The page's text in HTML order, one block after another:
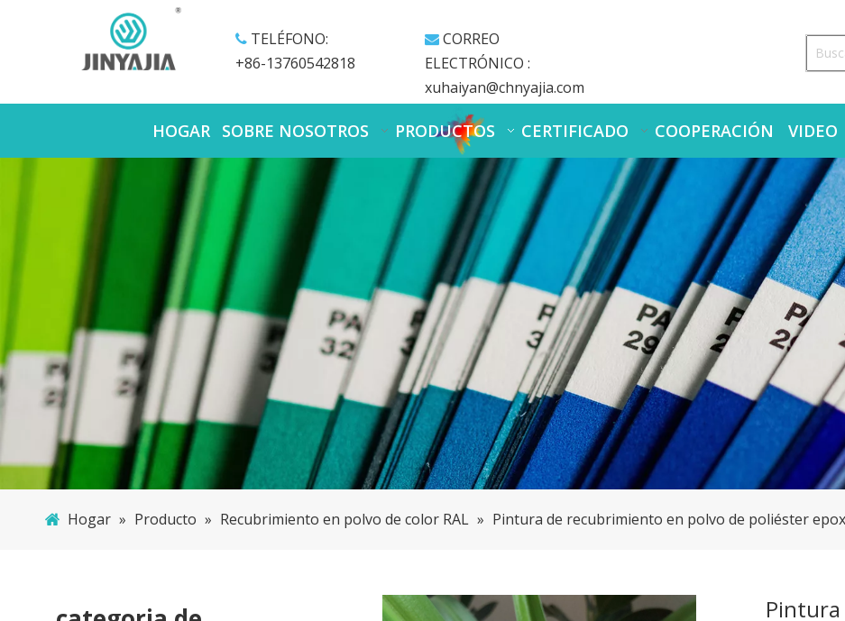
TELÉFONO:
+86-13760542818
 CORREO
ELECTRÓNICO :
xuhaiyan@chnyajia.com
HOGAR SOBRE NOSOTROS PRODUCTOS CERTIFICADO COOPERACIÓN VIDEO
Hogar » Producto » Recubrimiento en polvo de color RAL » Pintura de recubrimiento en polvo de poliéster